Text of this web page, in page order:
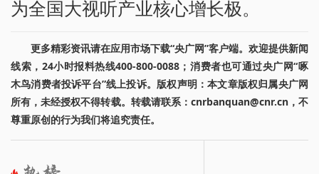
为全国大视听产业核心增长极。
更多精彩资讯请在应用市场下载“央广网”客户端。欢迎提供新闻
线索，24小时报料热线400-800-0088；消费者也可通过央广网“啄
木鸟消费者投诉平台”线上投诉。版权声明：本文章版权归属央广网
所有，未经授权不得转载。转载请联系：cnrbanquan@cnr.cn，不
尊重原创的行为我们将追究责任。